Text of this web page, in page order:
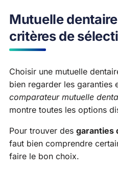
Mutuelle
critères de
Choisir une mutuelle
bien regarder les garanties
comparateur mutuelle
montre toutes les options
Pour trouver des garanties
faut bien comprendre
faire le bon choix.